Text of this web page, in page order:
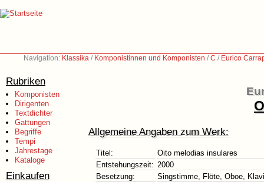
Navigation: Klassika / Komponistinnen und Komponisten /C / Eurico
Rubriken
Komponisten
Dirigenten
Textdichter
Gattungen
Begriffe
Tempi
Jahrestage
Kataloge
Einkaufen
Allgemeine Angaben zum Werk:
Titel:
Oito melodias insulares
Entstehungszeit: 2000
Besetzung:
Singstimme, Flöte, Oboe,